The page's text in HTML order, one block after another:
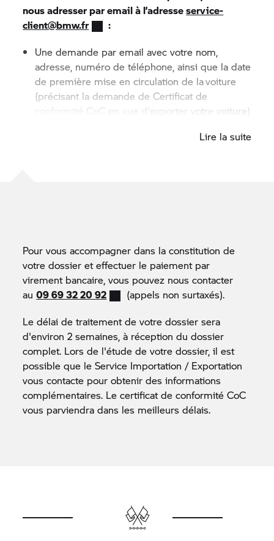
nous adresser par email à l’adresseservice-
client@bmw.fr
:
Une demande par email avec votre nom,
adresse, numéro de téléphone, ainsi que la date
de première mise en circulation de la voiture
(précisant la demande de Certificat de
conformité CoC en vue d'exporter votre voiture)
Une copie de l'acte de vente ou de cession
La copie du certificat de conformité / CoC du
pays d'origine (facultatif, à fournir uniquement
s'il est en votre possession)
Le règlement d'un montant de 100€ TTC par
virement bancaire (nous n’acceptons plus les
chèques)
Lire la suite
Pour vous accompagner dans la constitution de
votre dossier et effectuer le paiement par
virement bancaire, vous pouvez nous contacter
au09 69 32 20 92
(appels non surtaxés).
Le délai de traitement de votre dossier sera
d'environ 2 semaines, à réception du dossier
complet. Lors de l'étude de votre dossier, il est
possible que le Service Importation / Exportation
vous contacte pour obtenir des informations
complémentaires. Le certificat de conformité CoC
vous parviendra dans les meilleurs délais.